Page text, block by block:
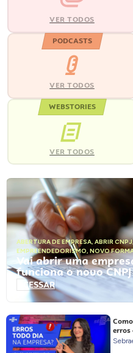
VER TODOS
PODCASTS
VER TODOS
WEBSTORIES
VER TODOS
ABERTURA DE EMPRESA, ABRIR CNPJ
EMPREENDEDORISMO, NOVO
Vai abrir uma
funciona o novo
ACESSAR
erros